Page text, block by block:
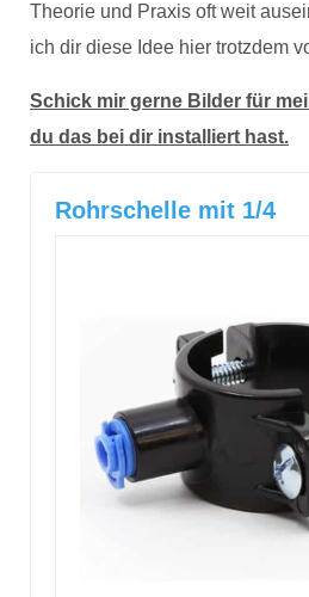
Theorie und Praxis oft weit
ich dir diese Idee hier trotzdem
Schick mir gerne Bilder für
du das bei dir installiert hast.
Rohrschelle mit 1/4